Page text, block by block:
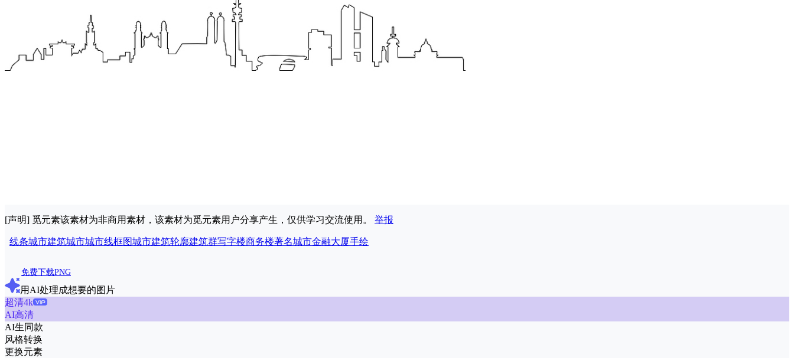
[声明] 觅元素该素材为非商用素材，该素材为觅元素用户分享产生，仅供学习交流使用。 举报
线条城市建筑城市城市线框图城市建筑轮廓建筑群写字楼商务楼著名城市金融大厦手绘
免费下载PNG
用AI处理成想要的图片
超清4k
AI高清
AI生同款
风格转换
更换元素